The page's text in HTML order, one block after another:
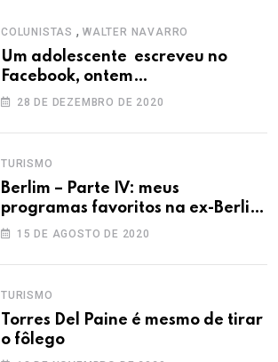
COLUNISTAS , WALTER NAVARRO
Um adolescente escreveu no
Facebook, ontem…
28 DE DEZEMBRO DE 2020
TURISMO
Berlim – Parte IV: meus
programas favoritos na ex-Berlim
Ocidental
15 DE AGOSTO DE 2020
TURISMO
Torres Del Paine é mesmo de tirar
o fôlego